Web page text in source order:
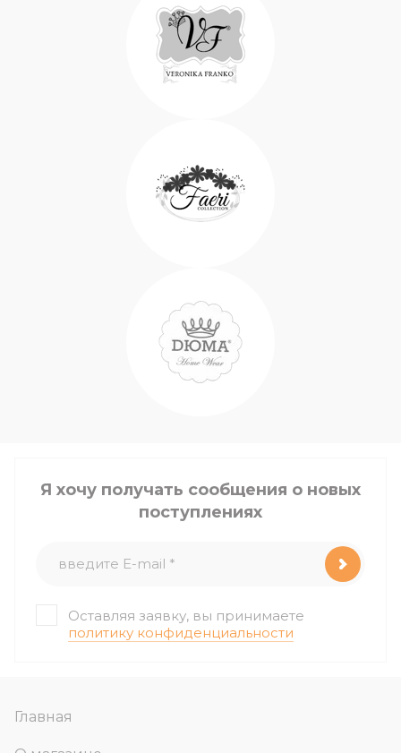
Главная
Я хочу получать сообщения о новых
поступлениях
Оставляя заявку, вы принимаете
политику конфиденциальности